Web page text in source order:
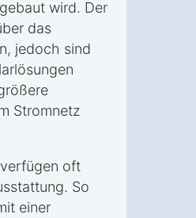
wird. Der
das
jedoch sind
Stromnetz
oft
So
einer